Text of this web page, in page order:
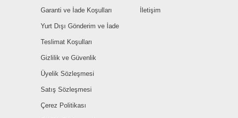
Garanti ve İade Koşulları
Yurt Dışı Gönderim ve İade
Teslimat Koşulları
Gizlilik ve Güvenlik
Üyelik Sözleşmesi
Satış Sözleşmesi
Çerez Politikası
İletişim